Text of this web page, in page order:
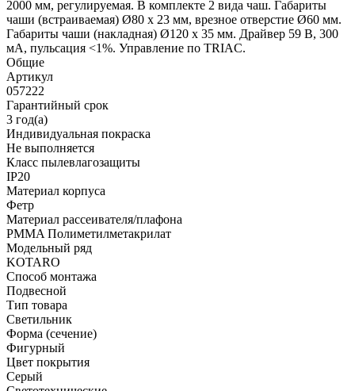
2000 мм, регулируемая. В комплекте 2 вида чаш. Габариты
чаши (встраиваемая) Ø80 х 23 мм, врезное отверстие Ø60 мм.
Габариты чаши (накладная) Ø120 x 35 мм. Драйвер 59 В, 300
мА, пульсация <1%. Управление по TRIAC.
Общие
Артикул
057222
Гарантийный срок
3 год(а)
Индивидуальная покраска
Не выполняется
Класс пылевлагозащиты
IP20
Материал корпуса
Фетр
Материал рассеивателя/плафона
PMMA Полиметилметакрилат
Модельный ряд
KOTARO
Способ монтажа
Подвесной
Тип товара
Светильник
Форма (сечение)
Фигурный
Цвет покрытия
Серый